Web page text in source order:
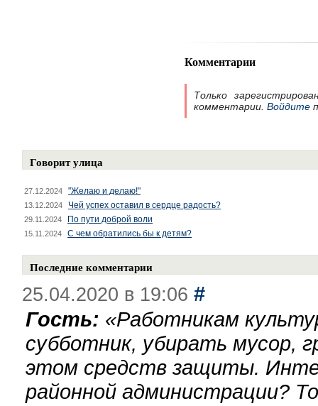
Комментарии
Только
комментарии. Войдите
Говорит улица
27.12.2024 "Желаю и делаю!"
13.12.2024 Чей успех оставил в сердце радость?
29.11.2024 По пути доброй воли
15.11.2024 С чем обратились бы к детям?
Последние комментарии
25.04.2020 в 19:06 #
Гость: «Работникам
субботник, убирать мусор,
этом средств защиты.
районной администрации?